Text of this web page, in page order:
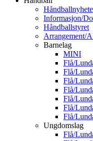
Informasjon/
Håndballstyret
Arrangement/
Barnelag
MINI
Flå/
Flå/
Flå/
Flå/
Flå/
Flå/
Flå/
Ungdomslag
Flå/